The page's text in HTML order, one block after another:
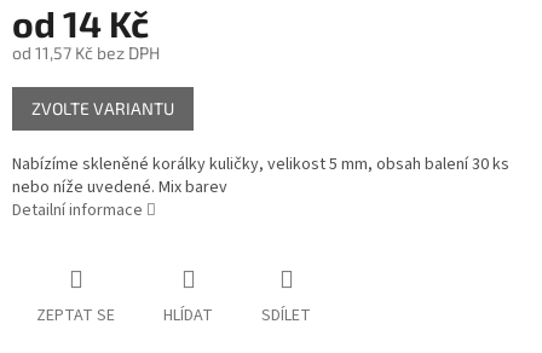
od 14 Kč
od 11,57 Kč bez DPH
Měrná
cena:
ZVOLTE VARIANTU
Nabízíme skleněné korálky kuličky, velikost 5 mm, obsah balení 30 ks
nebo níže uvedené. Mix barev
Detailní informace
ZEPTAT SE HLÍDAT SDÍLET